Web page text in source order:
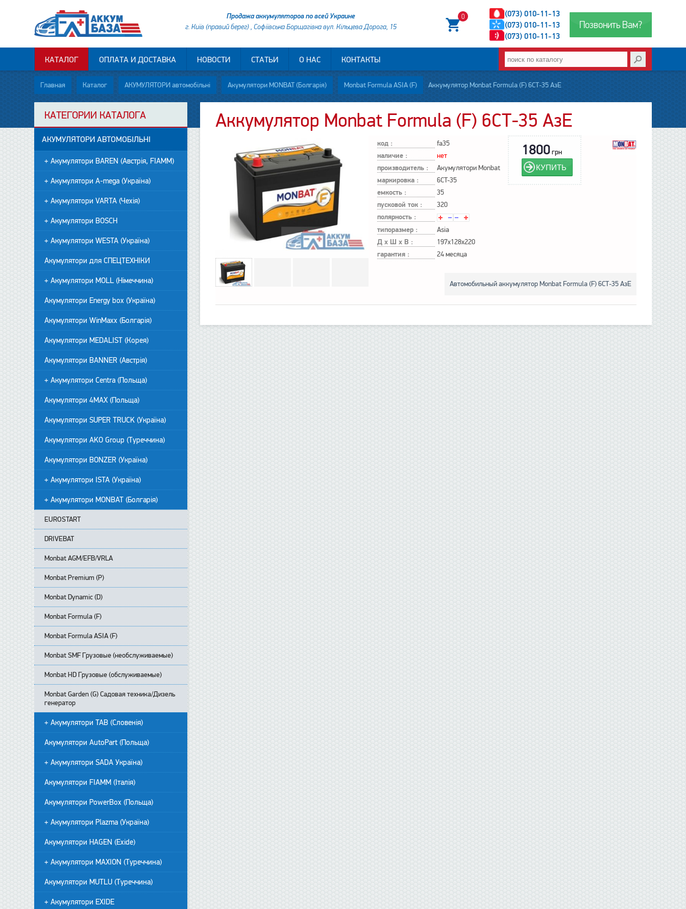
Позвонить Вам?
(073) 010-11-13
(073) 010-11-13
(073) 010-11-13
0
Продажа аккумуляторов по всей Украине
г. Київ (правий берег) , Софіївська Борщагівка вул. Кільцева Дорога, 15
КАТАЛОГ ОПЛАТА И ДОСТАВКА НОВОСТИ СТАТЬИ О НАС КОНТАКТЫ
Главная Каталог АКУМУЛЯТОРИ автомобільні Акумулятори MONBAT (Болгарія) Monbat Formula ASIA (F) Аккумулятор Monbat Formula (F) 6СТ-35 АзЕ
Аккумулятор Monbat Formula (F) 6СТ-35 АзЕ
код : fa35
наличие : нет
производитель : Акумулятори Monbat
маркировка : 6CT-35
емкость : 35
пусковой ток : 320
полярность :
типоразмер :
Asia
Д х Ш х В : 197x128x220
гарантия : 24 месяца
1800грн
КУПИТЬ
Автомобильный аккумулятор Monbat Formula (F) 6СТ-35 АзЕ
КАТЕГОРИИ КАТАЛОГА
АКУМУЛЯТОРИ АВТОМОБІЛЬНІ
+ Акумулятори BAREN (Австрія, FIAMM)
+ Акумулятори A-mega (Україна)
+ Акумулятори VARTA (Чехія)
+ Акумулятори BOSCH
+ Акумулятори WESTA (Україна)
Акумулятори для СПЕЦТЕХНІКИ
+ Акумулятори MOLL (Німеччина)
Акумулятори Energy box (Україна)
Акумулятори WinMaxx (Болгарія)
Акумулятори MEDALIST (Корея)
Акумулятори BANNER (Австрія)
+ Акумулятори Centra (Польща)
Акумулятори 4MAX (Польща)
Акумулятори SUPER TRUCK (Україна)
Акумулятори AKO Group (Туреччина)
Акумулятори BONZER (Україна)
+ Акумулятори ISTA (Україна)
+ Акумулятори MONBAT (Болгарія)
EUROSTART
DRIVEBAT
Monbat AGM/EFB/VRLA
Monbat Premium (P)
Monbat Dynamic (D)
Monbat Formula (F)
Monbat Formula ASIA (F)
Monbat SMF Грузовые (необслуживаемые)
Monbat HD Грузовые (обслуживаемые)
Monbat Garden (G) Садовая техника/Дизель
генератор
+ Акумулятори TAB (Словенія)
Акумулятори AutoPart (Польща)
+ Акумулятори SADA Україна)
Акумулятори FIAMM (Італія)
Акумулятори PowerBox (Польща)
+ Акумулятори Plazma (Україна)
Акумулятори HAGEN (Exide)
+ Акумулятори MAXION (Туреччина)
Акумулятори MUTLU (Туреччина)
+ Акумулятори EXIDE